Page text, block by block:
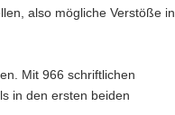
also mögliche Verstöße in
Mit 966 schriftlichen
in den ersten beiden